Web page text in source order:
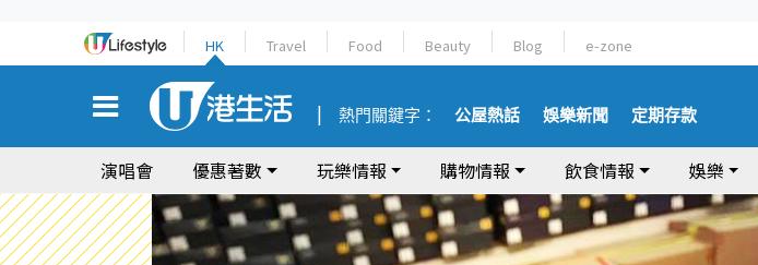
HK Travel Food Beauty Blog e-zone
熱門關鍵字： 公屋熱話 娛樂新聞 定期存款
演唱會 優惠著數 玩樂情報 購物情報 飲食情報 娛樂